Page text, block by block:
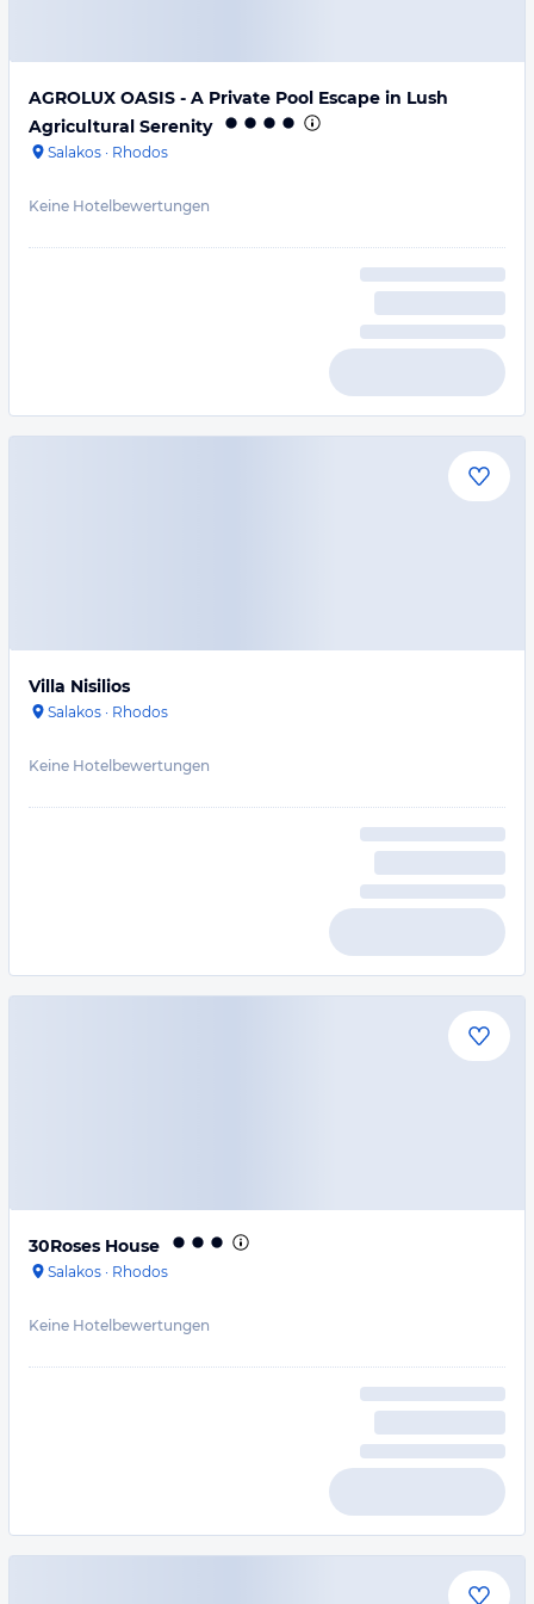
AGROLUX OASIS - A Private Pool Escape in Lush
Agricultural Serenity
Salakos · Rhodos
Keine Hotelbewertungen
Villa Nisilios
Salakos · Rhodos
Keine Hotelbewertungen
30Roses House
Salakos · Rhodos
Keine Hotelbewertungen